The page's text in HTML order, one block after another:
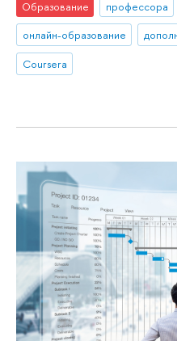
Образование профессора
онлайн-образование
Coursera